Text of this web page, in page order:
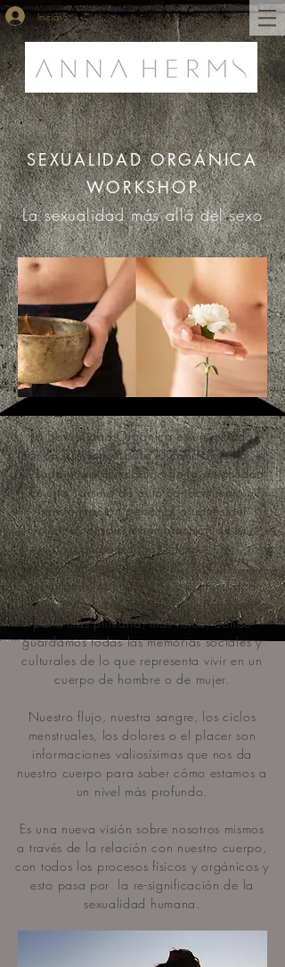
Iniciar sesión
SEXUALIDAD ORGÁNICA
WORKSHOP
La sexualidad más allá del sexo
La Sexualidad Orgánica es un método
teórico y práctico para el conocimiento, el
cuidado y re-significación de la sexualidad.
Es una camino de auto-conocimiento y
transformación personal a través del
cuerpo, desde la comprensión de la
anatomía más íntima.
Explorando con cuidado y profundidad
nuestra sexualidad, conectamos con nuestra
parte más primaria, más física, donde
guardamos todas las memorias sociales y
culturales de lo que representa vivir en un
cuerpo de hombre o de mujer.
Nuestro flujo, nuestra sangre, los ciclos
menstruales, los dolores o el placer son
informaciones valiosísimas que nos da
nuestro cuerpo para saber cómo estamos a
un nivel más profundo.
Es una nueva visión sobre nosotros mismos
a través de la relación con nuestro cuerpo,
con todos los procesos físicos y orgánicos y
esto pasa por la re-significación de la
sexualidad humana.